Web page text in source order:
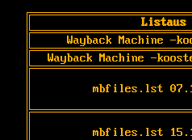
Listaus
Wayback Machine -
Wayback Machine -
mbfiles.lst
mbfiles.lst